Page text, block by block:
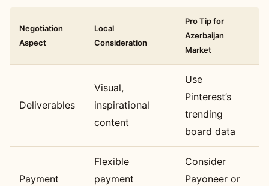
Negotiation
Aspect
Local
Consideration
Pro Tip for
Azerbaijan
Market
Deliverables
Visual,
inspirational
content
Use
Pinterest’s
trending
board data
Payment
Flexible
payment
Consider
Payoneer or